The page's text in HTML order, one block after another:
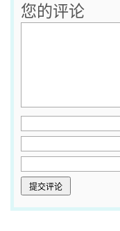
您的评论